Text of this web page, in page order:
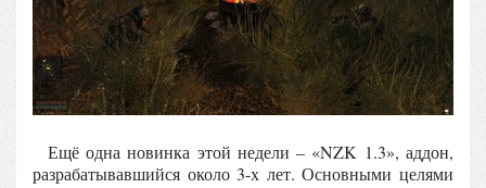
Ещё одна новинка этой недели – «NZK 1.3», аддон,
разрабатывавшийся около 3-х лет. Основными целями